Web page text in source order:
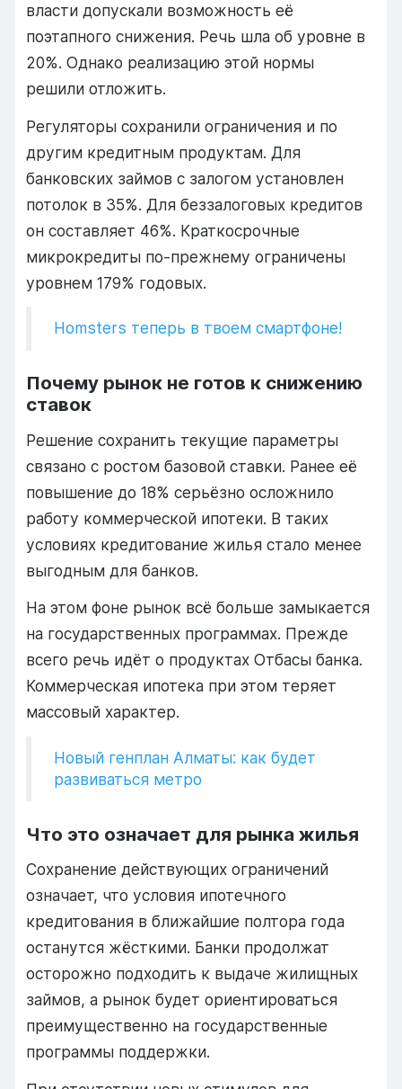
власти допускали возможность её
поэтапного снижения. Речь шла об уровне в
20%. Однако реализацию этой нормы
решили отложить.
Регуляторы сохранили ограничения и по
другим кредитным продуктам. Для
банковских займов с залогом установлен
потолок в 35%. Для беззалоговых кредитов
он составляет 46%. Краткосрочные
микрокредиты по-прежнему ограничены
уровнем 179% годовых.
Homsters теперь в твоем смартфоне!
Почему рынок не готов к снижению
ставок
Решение сохранить текущие параметры
связано с ростом базовой ставки. Ранее её
повышение до 18% серьёзно осложнило
работу коммерческой ипотеки. В таких
условиях кредитование жилья стало менее
выгодным для банков.
На этом фоне рынок всё больше замыкается
на государственных программах. Прежде
всего речь идёт о продуктахОтбасы банка.
Коммерческая ипотека при этом теряет
массовый характер.
Новый генплан Алматы: как будет
развиваться метро
Что это означает для рынка жилья
Сохранение действующих ограничений
означает, что условия ипотечного
кредитования в ближайшие полтора года
останутся жёсткими. Банки продолжат
осторожно подходить к выдаче жилищных
займов, а рынок будет ориентироваться
преимущественно на государственные
программы поддержки.